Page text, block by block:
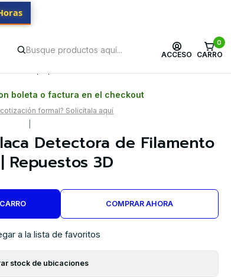
ACCESO
0
CARRO
boleta o factura en el checkout
formal? Solicítala aquí
Detectora de Filamento
Repuestos 3D
COMPRAR AHORA
a la lista de favoritos
stock de ubicaciones